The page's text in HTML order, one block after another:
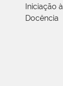
Iniciação à
Docência